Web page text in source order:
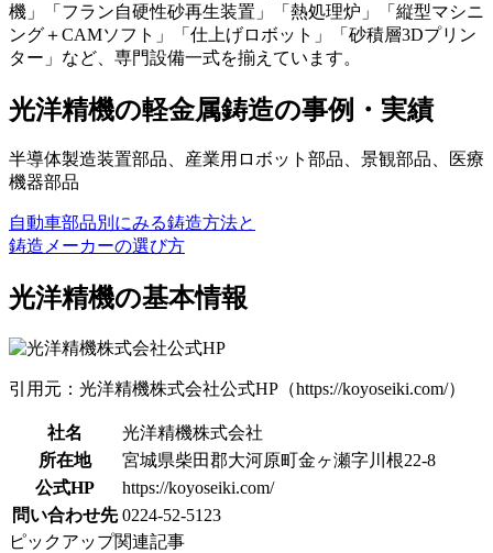
機」「フラン自硬性砂再生装置」「熱処理炉」「縦型マシニ
ング＋CAMソフト」「仕上げロボット」「砂積層3Dプリン
ター」など、専門設備一式を揃えています。
光洋精機の軽金属鋳造の事例・実績
半導体製造装置部品、産業用ロボット部品、景観部品、医療
機器部品
自動車部品別にみる鋳造方法と
鋳造メーカーの選び方
光洋精機の基本情報
引用元：光洋精機株式会社公式HP（https://koyoseiki.com/）
社名
光洋精機株式会社
所在地
宮城県柴田郡大河原町金ヶ瀬字川根22-8
公式HP
https://koyoseiki.com/
問い合わせ先 0224-52-5123
ピックアップ関連記事